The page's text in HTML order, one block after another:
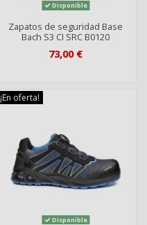
Disponible
Zapatos de seguridad Base
Bach S3 CI SRC B0120
73,00 €
¡En oferta!
Disponible